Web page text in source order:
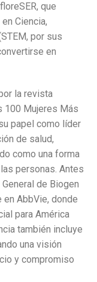
que
Ciencia,
por sus
en
la revista
100 Mujeres Más
papel como líder
de salud,
como una forma
personas. Antes
de Biogen
AbbVie, donde
para América
también incluye
una visión
y compromiso